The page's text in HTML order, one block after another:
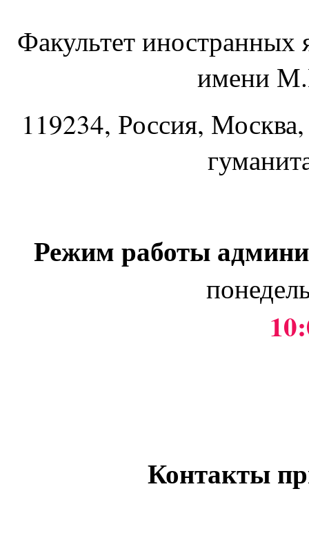
Факультет
имени
119234, Россия,
Режим работы
Контакты